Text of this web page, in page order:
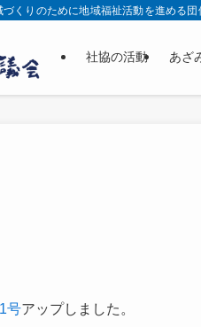
くりのために地域福祉活動を進める団
社協の活動 あざ
号アップしました。